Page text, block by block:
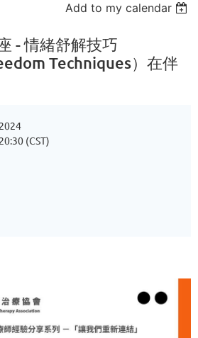
Add to my calendar
- 情緒舒解技巧
Techniques）在伴
(CST)